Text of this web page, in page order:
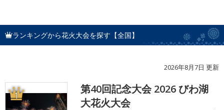
ランキングから花火大会を探す【全国】
2026年8月7日 更新
1
第40回記念大会 2026 びわ湖
大花火大会